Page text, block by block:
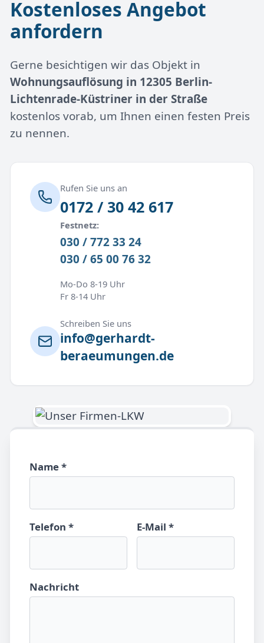
Kostenloses Angebot
anfordern
Gerne besichtigen wir das Objekt in
Wohnungsauflösung in 12305 Berlin-
Lichtenrade-Küstriner in der Straße
kostenlos vorab, um Ihnen einen festen Preis
zu nennen.
Rufen Sie uns an
0172 / 30 42 617
Festnetz:
030 / 772 33 24
030 / 65 00 76 32
Mo-Do 8-19 Uhr
Fr 8-14 Uhr
Schreiben Sie uns
info@gerhardt-
beraeumungen.de
Name *
Telefon * E-Mail *
Nachricht